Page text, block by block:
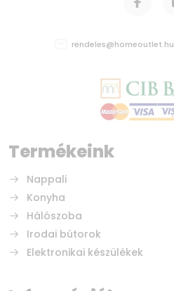
Termékeink
Nappali
Konyha
Hálószoba
Irodai bútorok
Elektronikai készülékek
rendeles@homeoutlet.hu